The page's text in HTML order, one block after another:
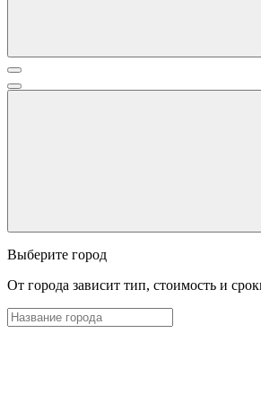
Выберите город
От города зависит тип, стоимость и